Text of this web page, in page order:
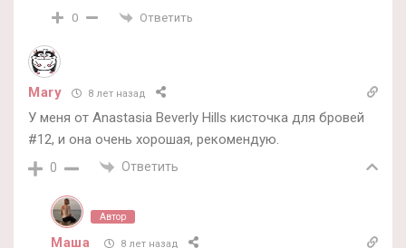
0 Ответить
Mary 8 лет назад
У меня от Anastasia Beverly Hills кисточка для бровей
#12, и она очень хорошая, рекомендую.
0 Ответить
Автор
Маша 8 лет назад